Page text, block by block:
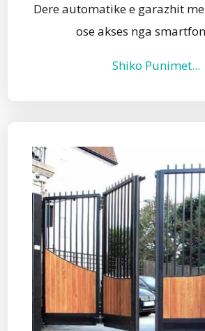
Dere automatike e garazhit
ose akses nga
Shiko Punimet...